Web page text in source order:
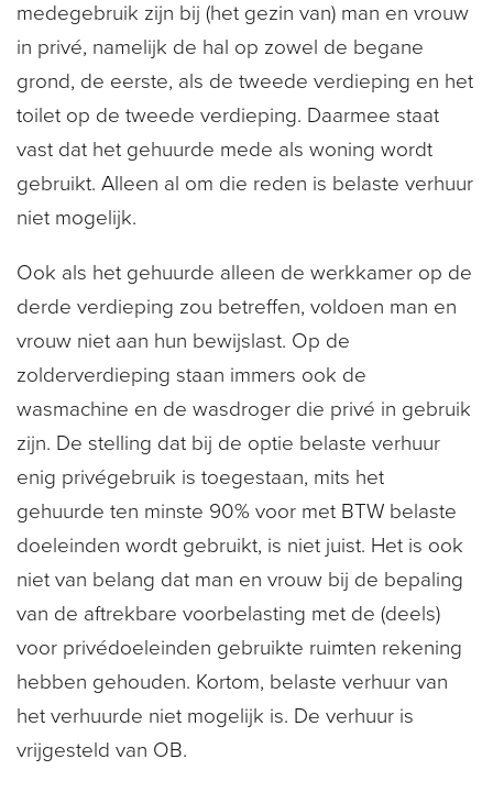
medegebruik zijn bij (het gezin van) man en vrouw
in privé, namelijk de hal op zowel de begane
grond, de eerste, als de tweede verdieping en het
toilet op de tweede verdieping. Daarmee staat
vast dat het gehuurde mede als woning wordt
gebruikt. Alleen al om die reden is belaste verhuur
niet mogelijk.
Ook als het gehuurde alleen de werkkamer op de
derde verdieping zou betreffen, voldoen man en
vrouw niet aan hun bewijslast. Op de
zolderverdieping staan immers ook de
wasmachine en de wasdroger die privé in gebruik
zijn. De stelling dat bij de optie belaste verhuur
enig privégebruik is toegestaan, mits het
gehuurde ten minste 90% voor met BTW belaste
doeleinden wordt gebruikt, is niet juist. Het is ook
niet van belang dat man en vrouw bij de bepaling
van de aftrekbare voorbelasting met de (deels)
voor privédoeleinden gebruikte ruimten rekening
hebben gehouden. Kortom, belaste verhuur van
het verhuurde niet mogelijk is. De verhuur is
vrijgesteld van OB.